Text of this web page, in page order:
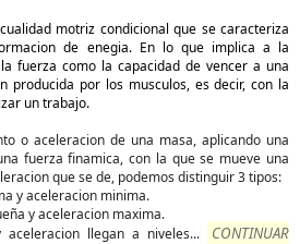
motriz condicional que se caracteriza
de enegia. En lo que implica a la
fuerza como la capacidad de vencer a una
producida por los musculos, es decir, con la
un trabajo.
o aceleracion de una masa, aplicando una
fuerza finamica, con la que se mueve una
que se de, podemos distinguir 3 tipos:
y aceleracion minima.
y aceleracion maxima.
aceleracion llegan a niveles...
CONTINUAR